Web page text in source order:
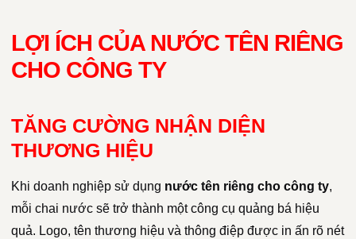
LỢI ÍCH CỦA NƯỚC TÊN RIÊNG
CHO CÔNG TY
TĂNG CƯỜNG NHẬN DIỆN
THƯƠNG HIỆU
Khi doanh nghiệp sử dụng nước tên riêng cho công ty,
mỗi chai nước sẽ trở thành một công cụ quảng bá hiệu
quả. Logo, tên thương hiệu và thông điệp được in ấn rõ nét